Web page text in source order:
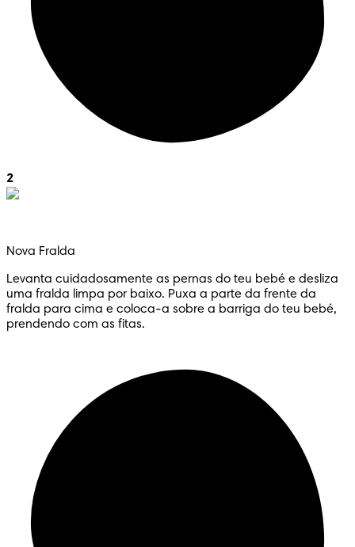
2
Nova Fralda
Levanta cuidadosamente as pernas do teu bebé e desliza
uma fralda limpa por baixo. Puxa a parte da frente da
fralda para cima e coloca-a sobre a barriga do teu bebé,
prendendo com as fitas.